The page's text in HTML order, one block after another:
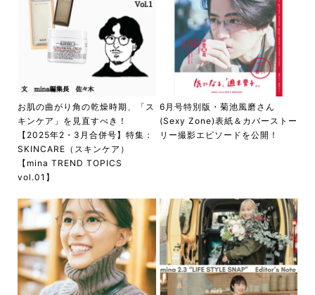
お肌の曲がり角の乾燥時期、「ス
キンケア」を見直すべき！
【2025年2・3月合併号】特集：
SKINCARE（スキンケア）
【mina TREND TOPICS
vol.01】
6月号特別版・菊池風磨さん
(Sexy Zone)表紙＆カバーストー
リー撮影エピソードを公開！